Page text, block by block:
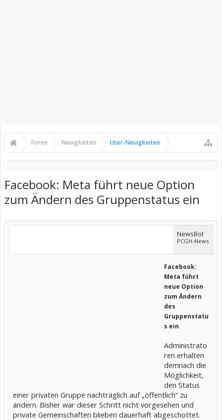
Foren Neuigkeiten User-Neuigkeiten
Facebook: Meta führt neue Option
zum Ändern des Gruppenstatus ein
NewsBot
PCGH-News
Facebook:
Meta führt
neue Option
zum Ändern
des
Gruppenstatu
s ein
Administrato
ren erhalten
demnach die
Möglichkeit,
den Status
einer privaten Gruppe nachträglich auf „öffentlich“ zu
ändern. Bisher war dieser Schritt nicht vorgesehen und
private Gemeinschaften blieben dauerhaft abgeschottet.